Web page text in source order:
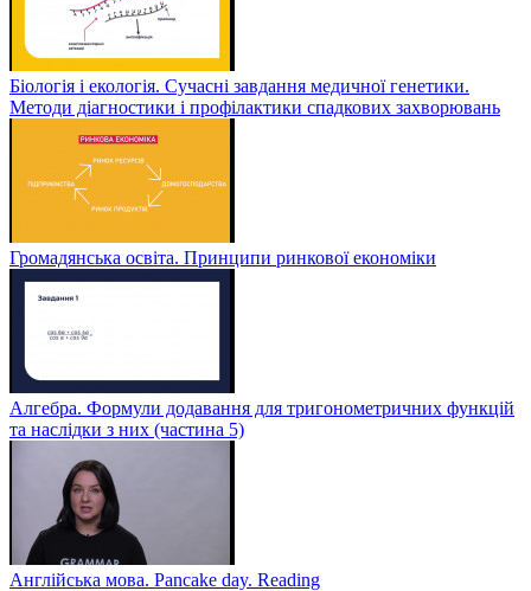
Біологія і екологія. Сучасні завдання медичної генетики.
Методи діагностики і профілактики спадкових захворювань
Громадянська освіта. Принципи ринкової економіки
Алгебра. Формули додавання для тригонометричних функцій
та наслідки з них (частина 5)
Англійська мова. Pancake day. Reading